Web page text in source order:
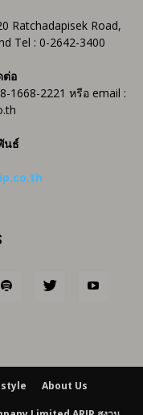
Ratchadapisek Road,
Tel : 0-2642-3400
อ
2221 หรือ email :
นธ์
About Us